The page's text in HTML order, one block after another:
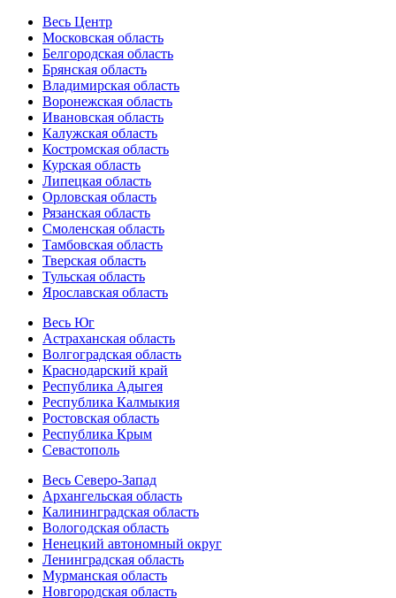
Весь Центр
Московская область
Белгородская область
Брянская область
Владимирская область
Воронежская область
Ивановская область
Калужская область
Костромская область
Курская область
Липецкая область
Орловская область
Рязанская область
Смоленская область
Тамбовская область
Тверская область
Тульская область
Ярославская область
Весь Юг
Астраханская область
Волгоградская область
Краснодарский край
Республика Адыгея
Республика Калмыкия
Ростовская область
Республика Крым
Севастополь
Весь Северо-Запад
Архангельская область
Калининградская область
Вологодская область
Ненецкий автономный округ
Ленинградская область
Мурманская область
Новгородская область